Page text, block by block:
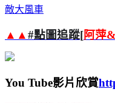
▲▲#點圖追蹤[阿萍&
You Tube影片欣賞